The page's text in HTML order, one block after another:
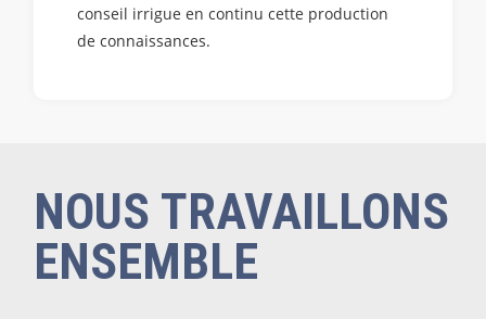
conseil irrigue en continu cette production
de connaissances.
NOUS TRAVAILLONS
ENSEMBLE